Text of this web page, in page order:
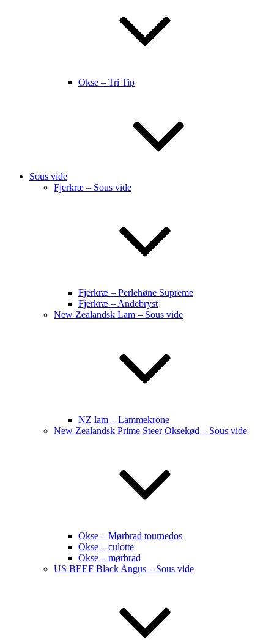
Okse – Tri Tip
Sous vide
Fjerkræ – Sous vide
Fjerkræ – Perlehøne Supreme
Fjerkræ – Andebryst
New Zealandsk Lam – Sous vide
NZ lam – Lammekrone
New Zealandsk Prime Steer Oksekød – Sous vide
Okse – Mørbrad tournedos
Okse – culotte
Okse – mørbrad
US BEEF Black Angus – Sous vide